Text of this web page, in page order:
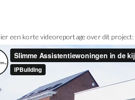
een korte videoreportage over dit project: